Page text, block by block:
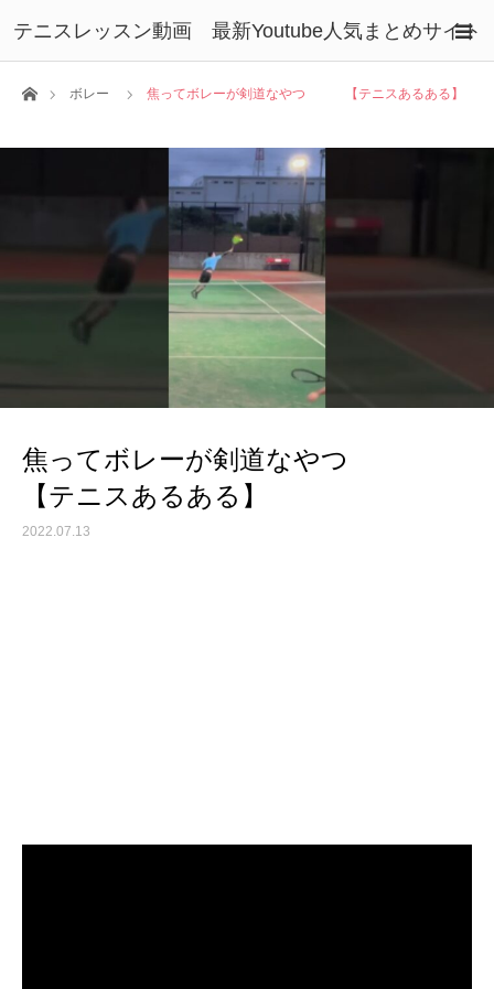
テニスレッスン動画 最新Youtube人気まとめサイト
ホームボレー 焦ってボレーが剣道なやつ 【テニスあるある】
焦ってボレーが剣道なやつ
【テニスあるある】
2022.07.13